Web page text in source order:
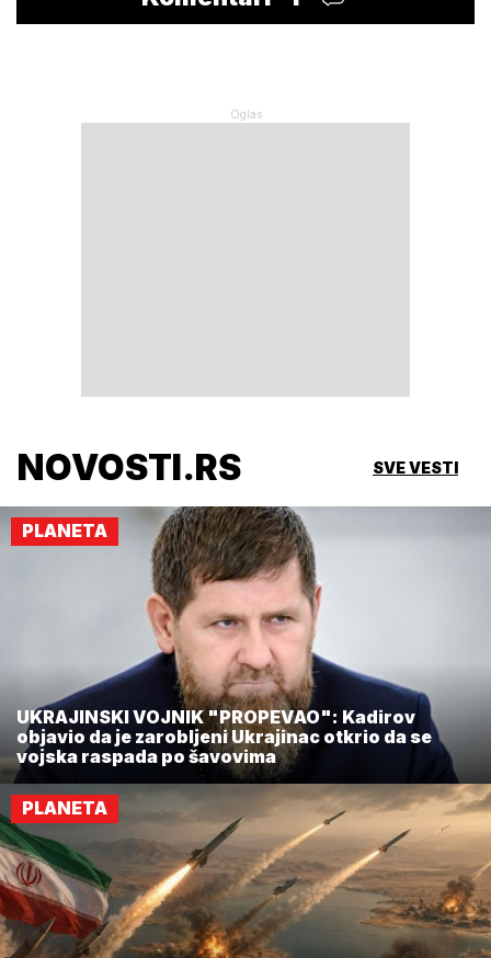
NOVOSTI.RS SVE VESTI
PLANETA
UKRAJINSKI VOJNIK "PROPEVAO": Kadirov
objavio da je zarobljeni Ukrajinac otkrio da se
vojska raspada po šavovima
PLANETA